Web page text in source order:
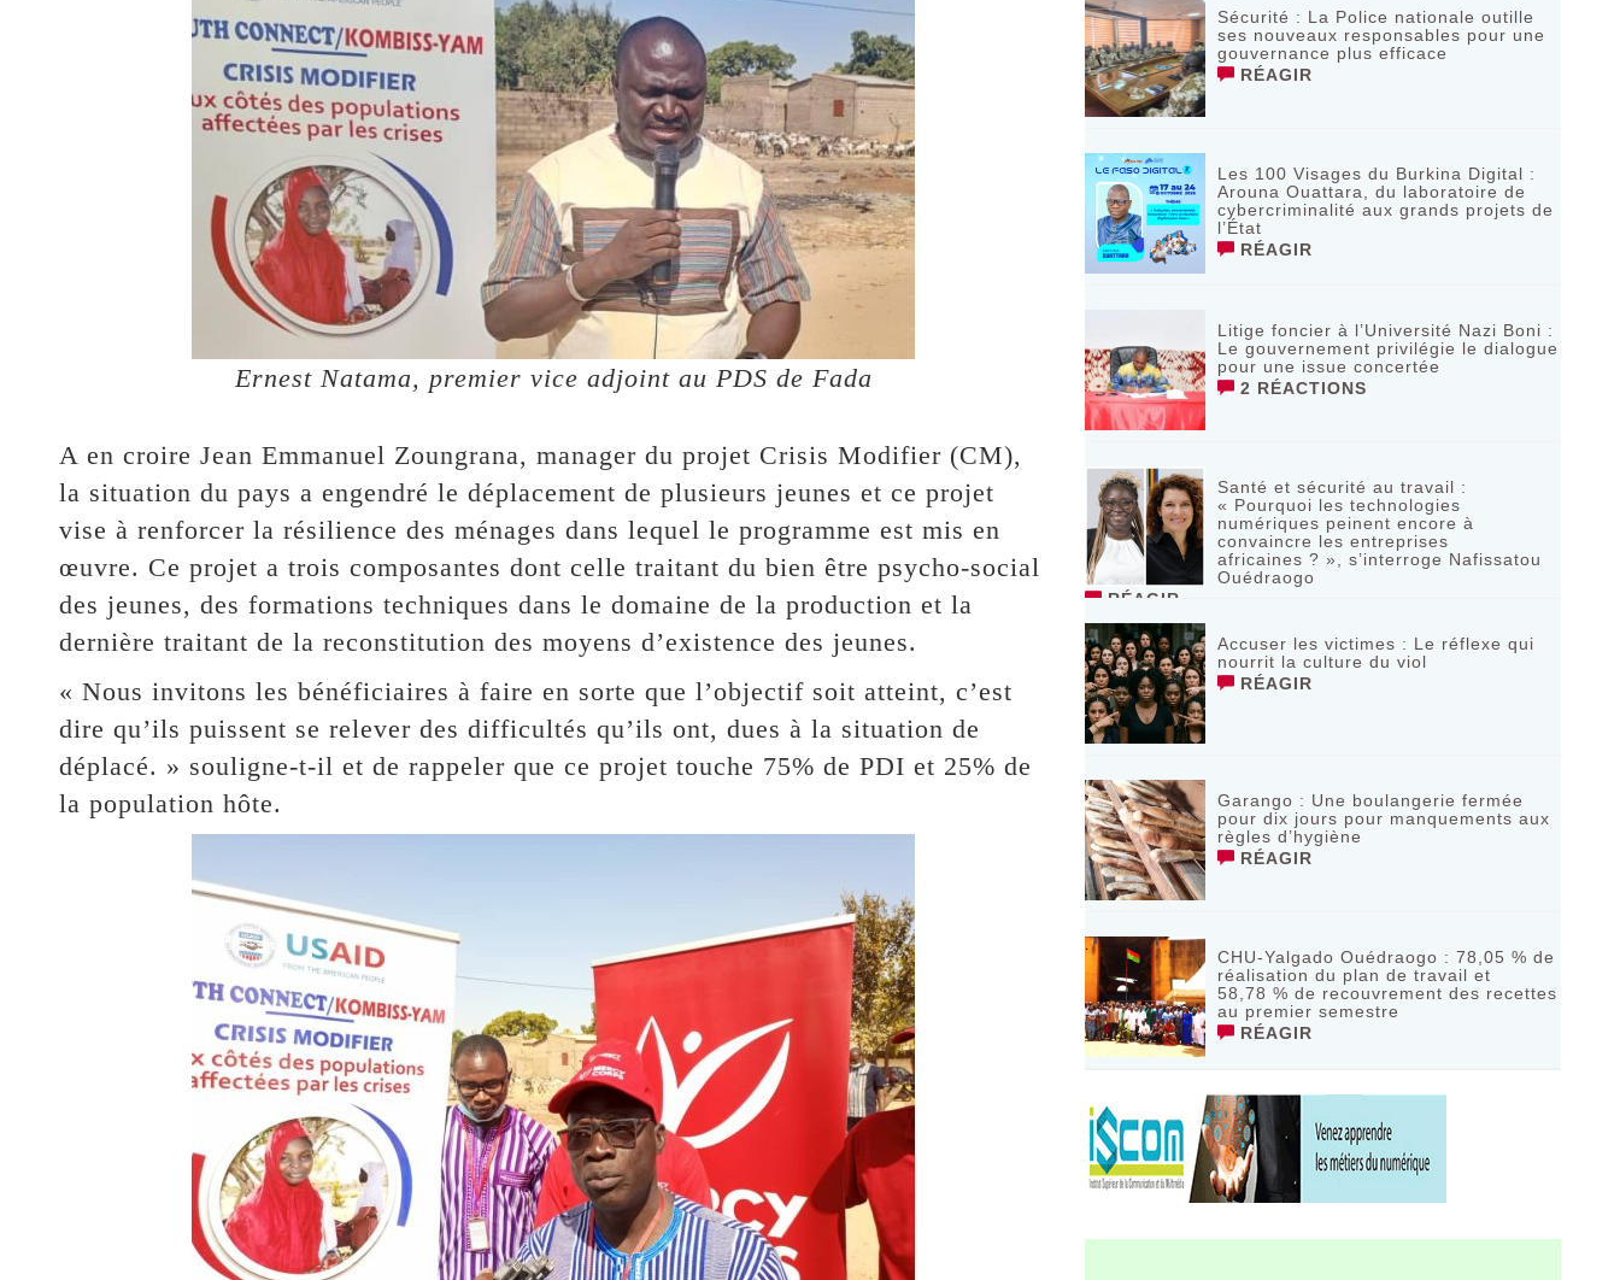
Ernest Natama, premier vice adjoint au PDS de Fada
A en croire Jean Emmanuel Zoungrana, manager du projet Crisis Modifier (CM),
la situation du pays a engendré le déplacement de plusieurs jeunes et ce projet
vise à renforcer la résilience des ménages dans lequel le programme est mis en
œuvre. Ce projet a trois composantes dont celle traitant du bien être psycho-social
des jeunes, des formations techniques dans le domaine de la production et la
dernière traitant de la reconstitution des moyens d’existence des jeunes.
« Nous invitons les bénéficiaires à faire en sorte que l’objectif soit atteint, c’est
dire qu’ils puissent se relever des difficultés qu’ils ont, dues à la situation de
déplacé. » souligne-t-il et de rappeler que ce projet touche 75% de PDI et 25% de
la population hôte.
Sécurité : La Police nationale outille
ses nouveaux responsables pour une
gouvernance plus efficace
RÉAGIR
Les 100 Visages du Burkina Digital :
Arouna Ouattara, du laboratoire de
cybercriminalité aux grands projets de
l’État
RÉAGIR
Litige foncier à l’Université Nazi Boni :
Le gouvernement privilégie le dialogue
pour une issue concertée
2 RÉACTIONS
Santé et sécurité au travail :
« Pourquoi les technologies
numériques peinent encore à
convaincre les entreprises
africaines ? », s’interroge Nafissatou
Ouédraogo
RÉAGIR
Accuser les victimes : Le réflexe qui
nourrit la culture du viol
RÉAGIR
Garango : Une boulangerie fermée
pour dix jours pour manquements aux
règles d’hygiène
RÉAGIR
CHU-Yalgado Ouédraogo : 78,05 % de
réalisation du plan de travail et
58,78 % de recouvrement des recettes
au premier semestre
RÉAGIR